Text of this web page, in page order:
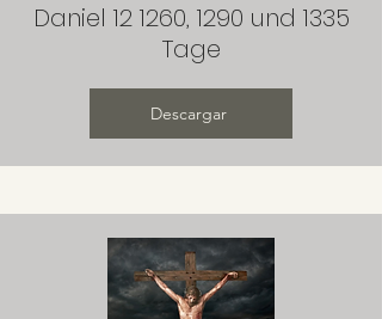
Daniel 12 1260, 1290 und 1335
Tage
Descargar